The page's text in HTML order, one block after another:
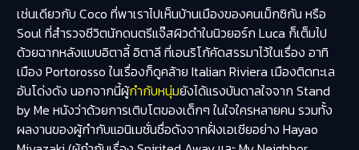
เช่นเดียวกับ Coco ที่พาเราไปเห็นบ้านเมืองของคนเม็กซิกัน หรือ
Soul ที่สำรวจชีวิตนักดนตรีแจ๊สผิวดำในนิวยอร์ก Luca ก็เต็มไป
ด้วยฉากหลังแบบอิตาลี้ อิตาลี ที่เอนริโก้คัดสรรมาไว้ในเรื่อง อาทิ
เมือง Portorosso ในเรื่องก็ดูคล้าย Italian Riviera เมืองติดทะเล
อันโด่งดัง นอกจากนี้ผู้กำกับหนุ่มยังได้แรงบันดาลใจจาก Stand
by Me หนังว่าด้วยการเติบโตของเด็กๆ ในใจใครหลายคน รวมทั้ง
ผลงานของผู้กำกับแอนิเมชั่นชื่อดังจากฝั่งเอเชียอย่าง Hayao